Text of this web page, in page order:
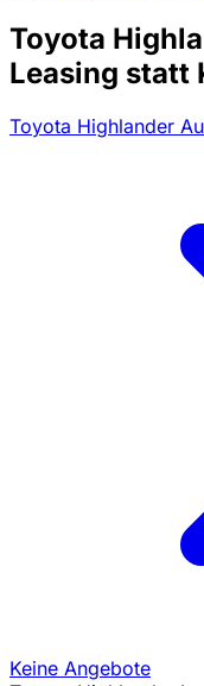
Toyota
Leasing statt
Toyota Highlander
Keine Angebote